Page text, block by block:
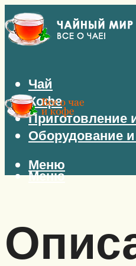
Чай
Кофе
Приготовление
Оборудование
Меню
Меню